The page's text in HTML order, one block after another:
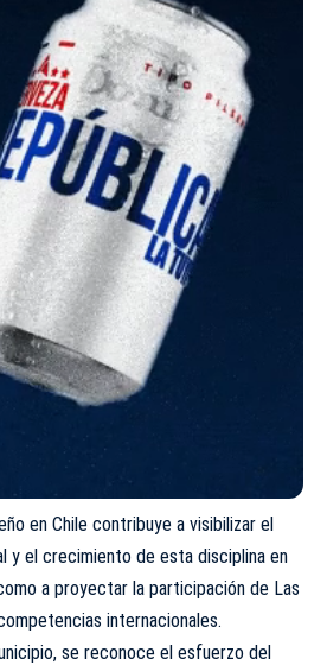
en Chile contribuye a visibilizar el
y el crecimiento de esta disciplina en
a proyectar la participación de Las
internacionales.
se reconoce el esfuerzo del